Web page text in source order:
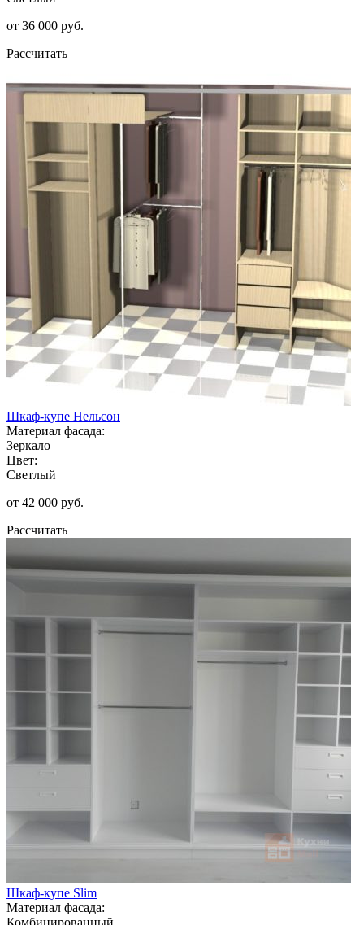
от 36 000 руб.
Рассчитать
Шкаф-купе Нельсон
Материал фасада:
Зеркало
Цвет:
Светлый
от 42 000 руб.
Рассчитать
Шкаф-купе Slim
Материал фасада:
Комбинированный